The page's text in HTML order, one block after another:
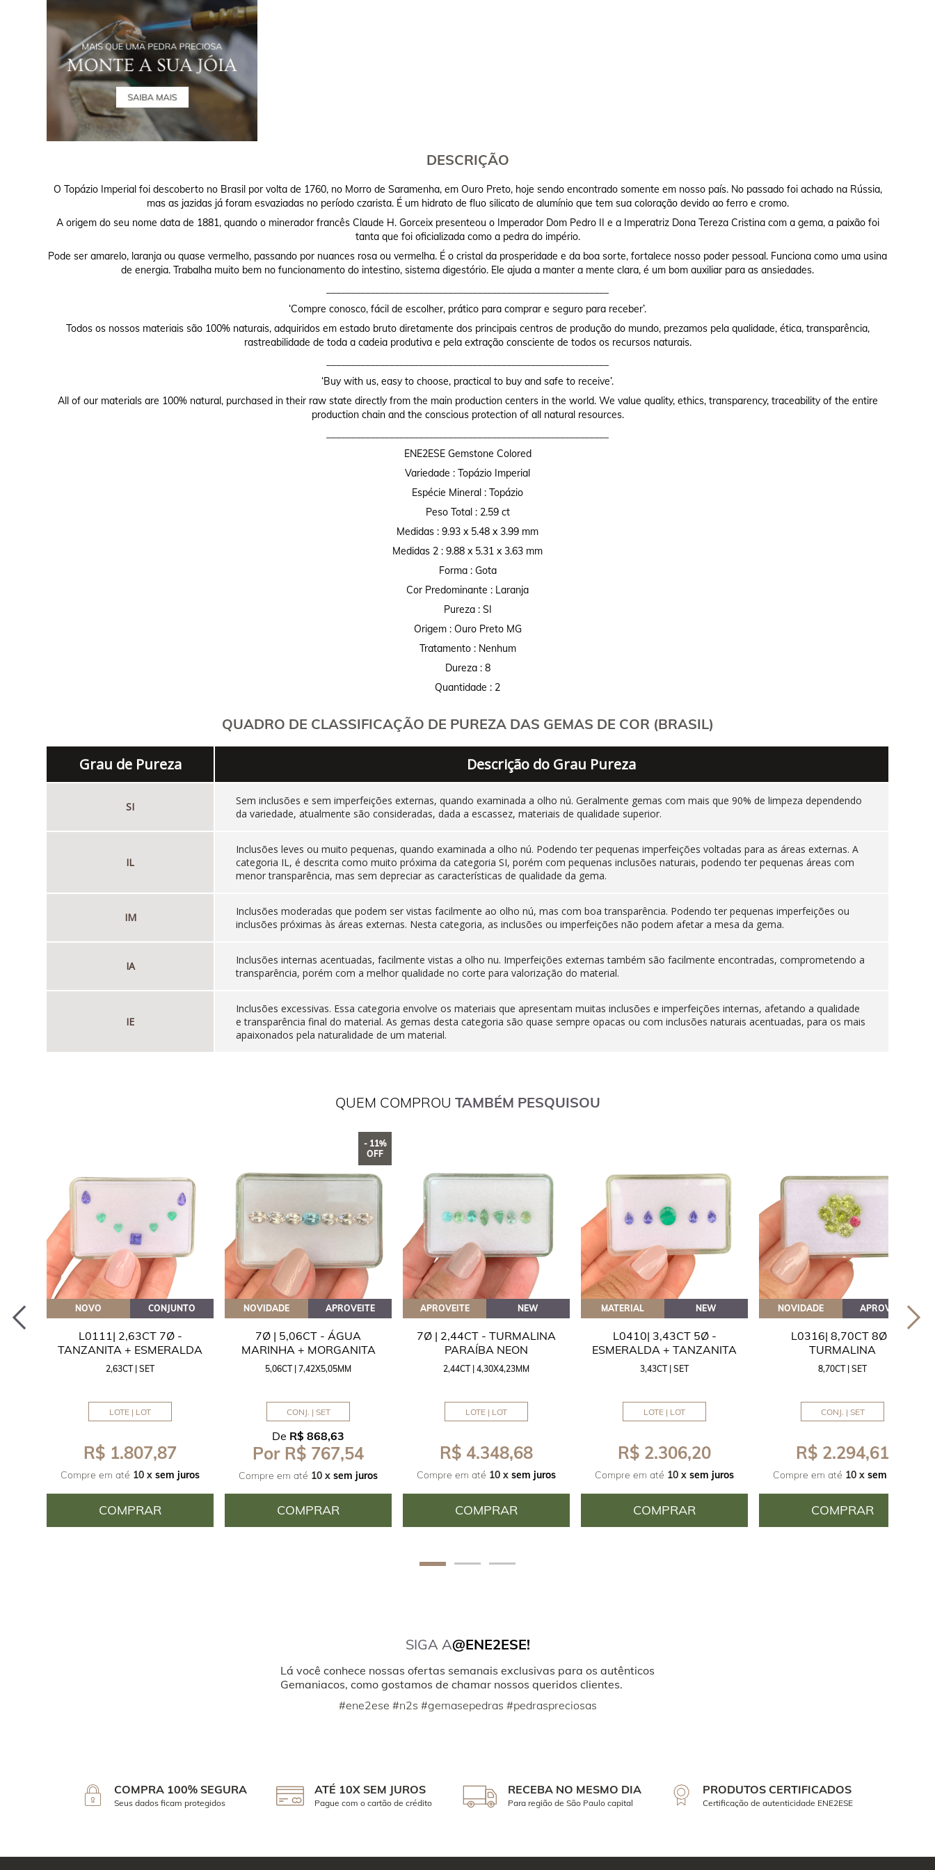
DESCRIÇÃO
O Topázio Imperial foi descoberto no Brasil por volta de 1760, no Morro de Saramenha, em Ouro Preto, hoje sendo encontrado somente em nosso país. No passado foi achado na Rússia,
mas as jazidas já foram esvaziadas no período czarista. É um hidrato de fluo silicato de alumínio que tem sua coloração devido ao ferro e cromo.
A origem do seu nome data de 1881, quando o minerador francês Claude H. Gorceix presenteou o Imperador Dom Pedro II e a Imperatriz Dona Tereza Cristina com a gema, a paixão foi
tanta que foi oficializada como a pedra do império.
Pode ser amarelo, laranja ou quase vermelho, passando por nuances rosa ou vermelha. É o cristal da prosperidade e da boa sorte, fortalece nosso poder pessoal. Funciona como uma usina
de energia. Trabalha muito bem no funcionamento do intestino, sistema digestório. Ele ajuda a manter a mente clara, é um bom auxiliar para as ansiedades.
‘Compre conosco, fácil de escolher, prático para comprar e seguro para receber’.
Todos os nossos materiais são 100% naturais, adquiridos em estado bruto diretamente dos principais centros de produção do mundo, prezamos pela qualidade, ética, transparência,
rastreabilidade de toda a cadeia produtiva e pela extração consciente de todos os recursos naturais.
‘Buy with us, easy to choose, practical to buy and safe to receive’.
All of our materials are 100% natural, purchased in their raw state directly from the main production centers in the world. We value quality, ethics, transparency, traceability of the entire
production chain and the conscious protection of all natural resources.
ENE2ESE Gemstone Colored
Variedade : Topázio Imperial
Espécie Mineral : Topázio
Peso Total : 2.59 ct
Medidas : 9.93 x 5.48 x 3.99 mm
Medidas 2 : 9.88 x 5.31 x 3.63 mm
Forma : Gota
Cor Predominante : Laranja
Pureza : SI
Origem : Ouro Preto MG
Tratamento : Nenhum
Dureza : 8
Quantidade : 2
QUADRO DE CLASSIFICAÇÃO DE PUREZA DAS GEMAS DE COR (BRASIL)
Grau de Pureza Descrição do Grau Pureza
SI
Sem inclusões e sem imperfeições externas, quando examinada a olho nú. Geralmente gemas com mais que 90% de limpeza dependendo
da variedade, atualmente são consideradas, dada a escassez, materiais de qualidade superior.
IL
Inclusões leves ou muito pequenas, quando examinada a olho nú. Podendo ter pequenas imperfeições voltadas para as áreas externas. A
categoria IL, é descrita como muito próxima da categoria SI, porém com pequenas inclusões naturais, podendo ter pequenas áreas com
menor transparência, mas sem depreciar as características de qualidade da gema.
IM
Inclusões moderadas que podem ser vistas facilmente ao olho nú, mas com boa transparência. Podendo ter pequenas imperfeições ou
inclusões próximas às áreas externas. Nesta categoria, as inclusões ou imperfeições não podem afetar a mesa da gema.
IA
Inclusões internas acentuadas, facilmente vistas a olho nu. Imperfeições externas também são facilmente encontradas, comprometendo a
transparência, porém com a melhor qualidade no corte para valorização do material.
IE
Inclusões excessivas. Essa categoria envolve os materiais que apresentam muitas inclusões e imperfeições internas, afetando a qualidade
e transparência final do material. As gemas desta categoria são quase sempre opacas ou com inclusões naturais acentuadas, para os mais
apaixonados pela naturalidade de um material.
QUEM COMPROU TAMBÉM PESQUISOU
NOVO CONJUNTO
L0111| 2,63CT 7Ø -
TANZANITA + ESMERALDA
2,63CT | SET
LOTE | LOT
R$ 1.807,87
Compre em até 10 x sem juros
COMPRAR
- 11%
OFF
NOVIDADE APROVEITE
7Ø | 5,06CT - ÁGUA
MARINHA + MORGANITA
5,06CT | 7,42X5,05MM
CONJ. | SET
De R$ 868,63
Por R$ 767,54
Compre em até 10 x sem juros
COMPRAR
APROVEITE NEW
7Ø | 2,44CT - TURMALINA
PARAÍBA NEON
2,44CT | 4,30X4,23MM
LOTE | LOT
R$ 4.348,68
Compre em até 10 x sem juros
COMPRAR
MATERIAL NEW
L0410| 3,43CT 5Ø -
ESMERALDA + TANZANITA
3,43CT | SET
LOTE | LOT
R$ 2.306,20
Compre em até 10 x sem juros
COMPRAR
NOVIDADE APROVEITE
L0316| 8,70CT 8Ø -
TURMALINA
8,70CT | SET
CONJ. | SET
R$ 2.294,61
Compre em até 10 x sem juros
COMPRAR
SIGA A@ENE2ESE!
Lá você conhece nossas ofertas semanais exclusivas para os autênticos
Gemaniacos, como gostamos de chamar nossos queridos clientes.
#ene2ese #n2s #gemasepedras #pedraspreciosas
COMPRA 100% SEGURA
Seus dados ficam protegidos
ATÉ 10X SEM JUROS
Pague com o cartão de crédito
RECEBA NO MESMO DIA
Para região de São Paulo capital
PRODUTOS CERTIFICADOS
Certificação de autenticidade ENE2ESE